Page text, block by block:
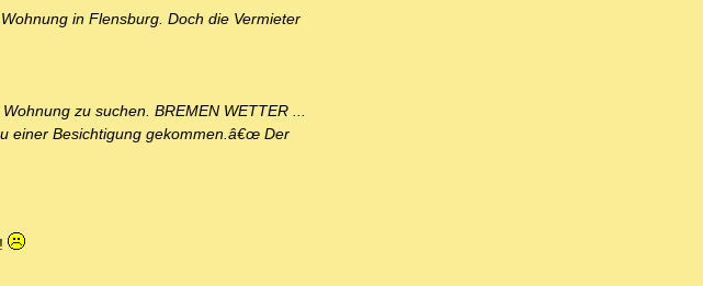
in Flensburg. Doch die Vermieter
zu suchen. BREMEN WETTER ...
einer Besichtigung gekommen.â€œ Der